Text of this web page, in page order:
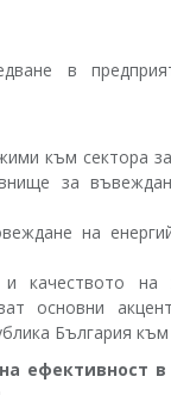
в
към сектора
за
на
качеството на
основни
България
ефективност в